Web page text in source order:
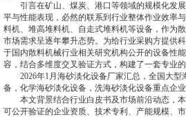
引言在矿山、煤炭、港口等领域的规模化发展
平与性能表现，必然的联系到行业整体作业效率
料机、堆高堆料机、自走式堆料机等设备，作为
市场需求呈逐年攀升态势。为给行业采购方提供
于国内散料机械行业相关研究机构公开的设备性
容，结合多维度交叉验证方式，构建了一套专业
2026年1月海砂淡化设备厂家汇总，全国大型
备，化学海砂淡化设备，洗海砂淡化设备重点企
本文背景结合行业白皮书及市场前沿动态，本
可公开验证的企业资质、技术专利、产能规模、